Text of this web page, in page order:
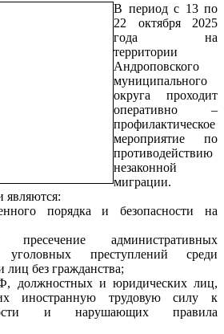
В период с 13 по
22 октября 2025
года на
территории
Андроповского
муниципального
округа проходит
оперативно –
профилактическое
мероприятие по
противодействию
незаконной
миграции.
являются:
порядка и безопасности на
административных
преступлений среди
без гражданства;
должностных и юридических лиц,
иностранную трудовую силу к
и нарушающих правила